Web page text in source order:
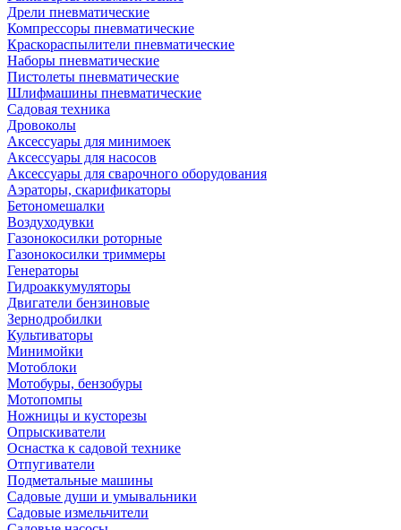
Дрели пневматические
Компрессоры пневматические
Краскораспылители пневматические
Наборы пневматические
Пистолеты пневматические
Шлифмашины пневматические
Садовая техника
Дровоколы
Аксессуары для минимоек
Аксессуары для насосов
Аксессуары для сварочного оборудования
Аэраторы, скарификаторы
Бетономешалки
Воздуходувки
Газонокосилки роторные
Газонокосилки триммеры
Генераторы
Гидроаккумуляторы
Двигатели бензиновые
Зернодробилки
Культиваторы
Минимойки
Мотоблоки
Мотобуры, бензобуры
Мотопомпы
Ножницы и кусторезы
Опрыскиватели
Оснастка к садовой технике
Отпугиватели
Подметальные машины
Садовые души и умывальники
Садовые измельчители